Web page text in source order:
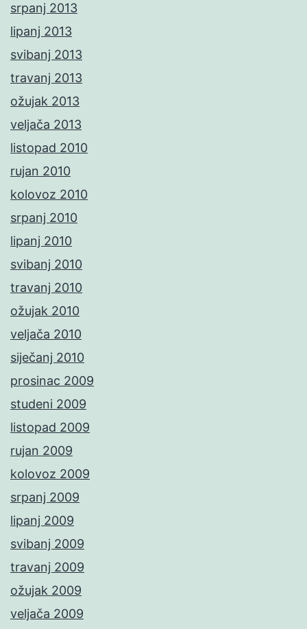
srpanj 2013
lipanj 2013
svibanj 2013
travanj 2013
ožujak 2013
veljača 2013
listopad 2010
rujan 2010
kolovoz 2010
srpanj 2010
lipanj 2010
svibanj 2010
travanj 2010
ožujak 2010
veljača 2010
siječanj 2010
prosinac 2009
studeni 2009
listopad 2009
rujan 2009
kolovoz 2009
srpanj 2009
lipanj 2009
svibanj 2009
travanj 2009
ožujak 2009
veljača 2009